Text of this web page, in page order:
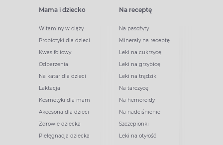
Mama i dziecko
Witaminy w ciąży
Probiotyki dla dzieci
Kwas foliowy
Odparzenia
Na katar dla dzieci
Laktacja
Kosmetyki dla mam
Akcesoria dla dzieci
Zdrowie dziecka
Pielęgnacja dziecka
Na receptę
Na pasożyty
Minerały na receptę
Leki na cukrzycę
Leki na grzybicę
Leki na trądzik
Na tarczycę
Na hemoroidy
Na nadciśnienie
Szczepionki
Leki na otyłość